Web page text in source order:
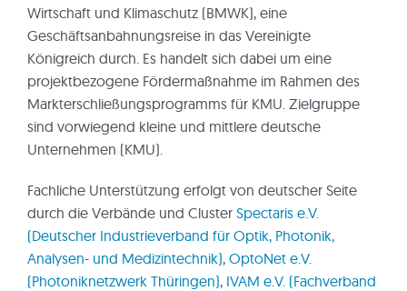
Wirtschaft und Klimaschutz (BMWK), eine
Geschäftsanbahnungsreise in das Vereinigte
Königreich durch. Es handelt sich dabei um eine
projektbezogene Fördermaßnahme im Rahmen des
Markterschließungsprogramms für KMU. Zielgruppe
sind vorwiegend kleine und mittlere deutsche
Unternehmen (KMU).
Fachliche Unterstützung erfolgt von deutscher Seite
durch die Verbände und Cluster Spectaris e.V.
(Deutscher Industrieverband für Optik, Photonik,
Analysen- und Medizintechnik), OptoNet e.V.
(Photoniknetzwerk Thüringen), IVAM e.V. (Fachverband